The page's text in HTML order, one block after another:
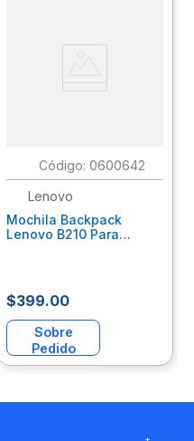
: 0600642
Lenovo
Mochila Backpack
Lenovo B210 Para
$399.00
Sobre
Pedido